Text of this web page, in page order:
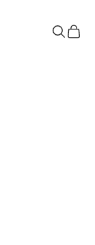
検索カー